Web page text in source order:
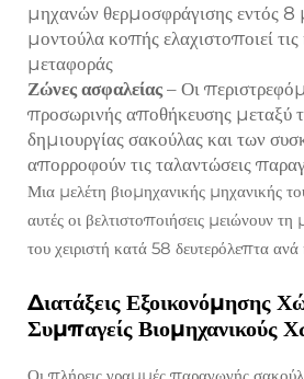
μηχανών θερμοσφράγισης εντός
μοντούλα κοπής ελαχιστοποιεί τις
μεταφοράς
Ζώνες ασφαλείας – Οι
προσωρινής αποθήκευσης μεταξύ
δημιουργίας σακούλας και των
απορροφούν τις ταλαντώσεις
Μια μελέτη βιομηχανικής μηχανικής
αυτές οι βελτιστοποιήσεις μειώνουν
του χειριστή κατά 58 δευτερόλεπτα
Διατάξεις Εξοικονόμησης
Συμπαγείς Βιομηχανικούς